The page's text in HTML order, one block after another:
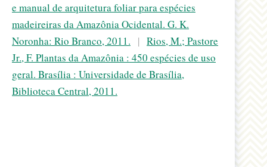
e manual de arquitetura foliar para espécies
madeireiras da Amazônia Ocidental. G. K.
Noronha: Rio Branco, 2011.
| Rios, M.; Pastore
Jr., F. Plantas da Amazônia : 450 espécies de uso
geral. Brasília : Universidade de Brasília,
Biblioteca Central, 2011.